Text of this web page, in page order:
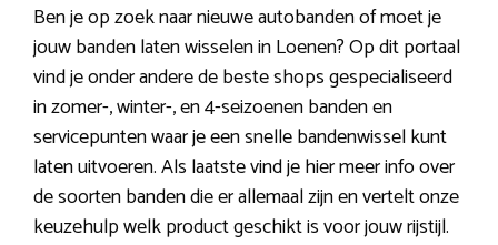
Ben je op zoek naar nieuwe autobanden of moet je
jouw banden laten wisselen in Loenen? Op dit portaal
vind je onder andere de beste shops gespecialiseerd
in zomer-, winter-, en 4-seizoenen banden en
servicepunten waar je een snelle bandenwissel kunt
laten uitvoeren. Als laatste vind je hier meer info over
de soorten banden die er allemaal zijn en vertelt onze
keuzehulp welk product geschikt is voor jouw rijstijl.